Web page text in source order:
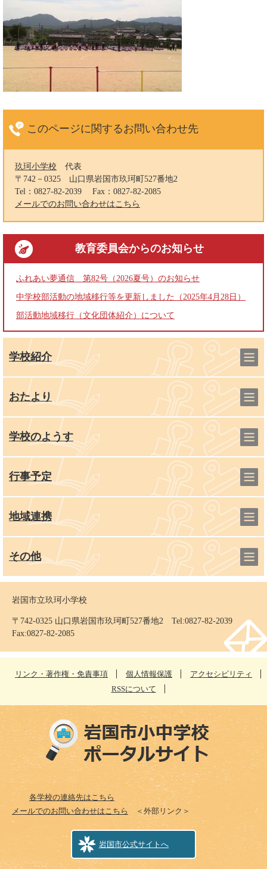
このページに関するお問い合わせ先
玖珂小学校
代表
〒742－0325
山口県岩国市玖珂町527番地2
Tel：0827-82-2039
Fax：0827-82-2085
メールでのお問い合わせはこちら
教育委員会からのお知らせ
ふれあい夢通信 第82号（2026夏号）のお知らせ
中学校部活動の地域移行等を更新しました（2025年4月28日）
部活動地域移行（文化団体紹介）について
学校紹介
おたより
学校のようす
行事予定
地域連携
その他
岩国市立玖珂小学校
〒742-0325 山口県岩国市玖珂町527番地2 Tel:0827-82-2039
Fax:0827-82-2085
リンク・著作権・免責事項 個人情報保護
アクセシビリティ
RSSについて
各学校の連絡先はこちら
メールでのお問い合わせはこちら
＜外部リンク＞
岩国市公式サイトへ